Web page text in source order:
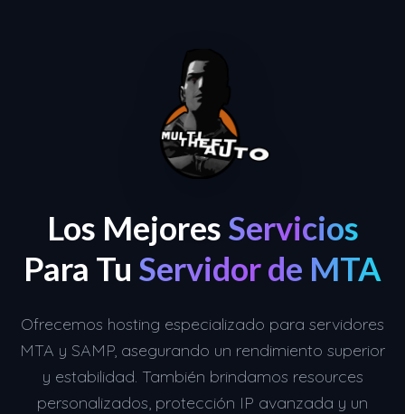
Los Mejores Servicios
Para Tu Servidor de MTA
Ofrecemos hosting especializado para servidores
MTA y SAMP, asegurando un rendimiento superior
y estabilidad. También brindamos resources
personalizados, protección IP avanzada y un